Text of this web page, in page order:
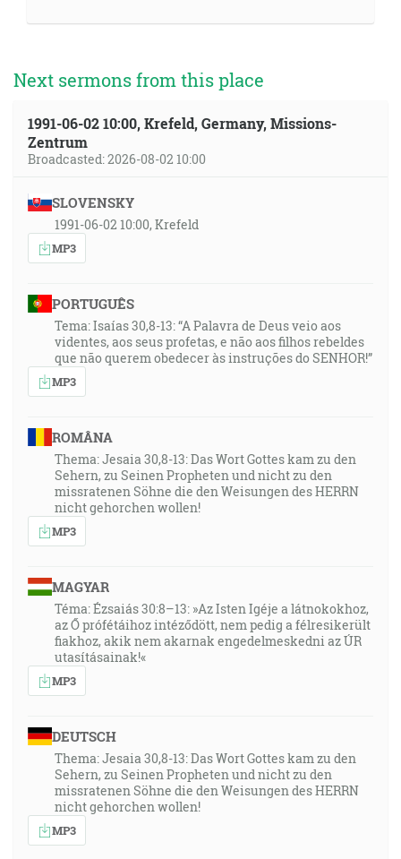
Next sermons from this place
1991-06-02 10:00, Krefeld, Germany, Missions-
Zentrum
Broadcasted: 2026-08-02 10:00
SLOVENSKY
1991-06-02 10:00, Krefeld
MP3
PORTUGUÊS
Tema: Isaías 30,8-13: “A Palavra de Deus veio aos
videntes, aos seus profetas, e não aos filhos rebeldes
que não querem obedecer às instruções do SENHOR!”
MP3
ROMÂNA
Thema: Jesaia 30,8-13: Das Wort Gottes kam zu den
Sehern, zu Seinen Propheten und nicht zu den
missratenen Söhne die den Weisungen des HERRN
nicht gehorchen wollen!
MP3
MAGYAR
Téma: Ézsaiás 30:8–13: »Az Isten Igéje a látnokokhoz,
az Ő prófétáihoz intéződött, nem pedig a félresikerült
fiakhoz, akik nem akarnak engedelmeskedni az ÚR
utasításainak!«
MP3
DEUTSCH
Thema: Jesaia 30,8-13: Das Wort Gottes kam zu den
Sehern, zu Seinen Propheten und nicht zu den
missratenen Söhne die den Weisungen des HERRN
nicht gehorchen wollen!
MP3